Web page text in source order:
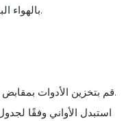
بالهواء البارد أو الثلج للحفاظ على درجة الحرارة.
- قم بتخزين الأدوات بمقابض فوق الطعام وبطريقة نظيفة ومحمية.